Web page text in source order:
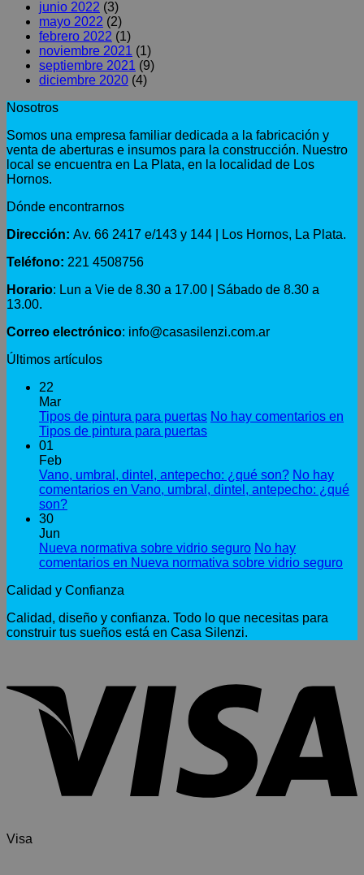
junio 2022 (3)
mayo 2022 (2)
febrero 2022 (1)
noviembre 2021 (1)
septiembre 2021 (9)
diciembre 2020 (4)
Nosotros
Somos una empresa familiar dedicada a la fabricación y
venta de aberturas e insumos para la construcción. Nuestro
local se encuentra en La Plata, en la localidad de Los
Hornos.
Dónde encontrarnos
Dirección: Av. 66 2417 e/143 y 144 | Los Hornos, La Plata.
Teléfono: 221 4508756
Horario: Lun a Vie de 8.30 a 17.00 | Sábado de 8.30 a
13.00.
Correo electrónico: info@casasilenzi.com.ar
Últimos artículos
22
Mar
Tipos de pintura para puertas No hay comentarios en
Tipos de pintura para puertas
01
Feb
Vano, umbral, dintel, antepecho: ¿qué son? No hay
comentarios en Vano, umbral, dintel, antepecho: ¿qué
son?
30
Jun
Nueva normativa sobre vidrio seguro No hay
comentarios en Nueva normativa sobre vidrio seguro
Calidad y Confianza
Calidad, diseño y confianza. Todo lo que necesitas para
construir tus sueños está en Casa Silenzi.
Visa